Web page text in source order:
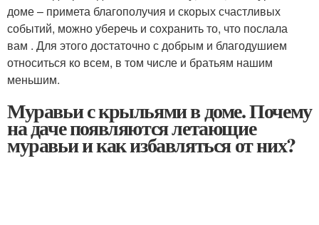
доме – примета благополучия и скорых счастливых
событий, можно уберечь и сохранить то, что послала
вам . Для этого достаточно с добрым и благодушием
относиться ко всем, в том числе и братьям нашим
меньшим.
Муравьи с крыльями в доме. Почему
на даче появляются летающие
муравьи и как избавляться от них?